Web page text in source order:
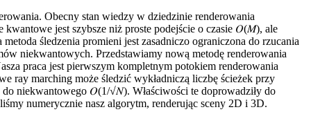
Obecny stan wiedzy w dziedzinie renderowania
jest szybsze niż proste podejście o czasie 𝑂(𝑀), ale
śledzenia promieni jest zasadniczo ograniczona do rzucania
niekwantowych. Przedstawiamy nową metodę renderowania
praca jest pierwszym kompletnym potokiem renderowania
ray marching może śledzić wykładniczą liczbę ścieżek przy
niekwantowego 𝑂(1/√𝑁). Właściwości te doprowadziły do
numerycznie nasz algorytm, renderując sceny 2D i 3D.